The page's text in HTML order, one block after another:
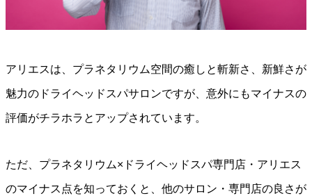
アリエスは、プラネタリウム空間の癒しと斬新さ、新鮮さが
魅力のドライヘッドスパサロンですが、意外にもマイナスの
評価がチラホラとアップされています。
ただ、プラネタリウム×ドライヘッドスパ専門店・アリエス
のマイナス点を知っておくと、他のサロン・専門店の良さが